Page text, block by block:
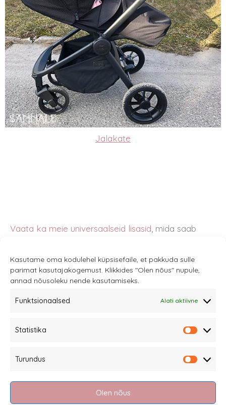
Kasutame oma kodulehel küpsisefaile, et pakkuda sulle
parimat kasutajakogemust. Klikkides "Olen nõus" nupule,
annad nõusoleku nende kasutamiseks.
Funktsionaalsed Alati aktiivne
Statistika
Turundus
Olen nõus
Jalakate
Vaata ka meie universaalseid lisasid, mida saab
Müügitingimused
Kauba tagastamine